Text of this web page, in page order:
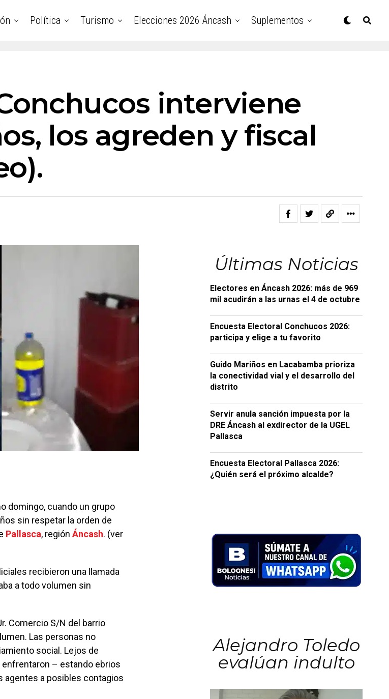
Política Turismo Elecciones 2026 Áncash Suplementos
interviene
los agreden y fiscal
domingo, cuando un grupo
sin respetar la orden de
Pallasca, región Áncash. (ver
recibieron una llamada
a todo volumen sin
Comercio S/N del barrio
Las personas no
social. Lejos de
– estando ebrios
agentes a posibles contagios
Últimas Noticias
Electores en Áncash 2026: más de 969
mil acudirán a las urnas el 4 de octubre
Encuesta Electoral Conchucos 2026:
participa y elige a tu favorito
Guido Mariños en Lacabamba prioriza
la conectividad vial y el desarrollo del
distrito
Servir anula sanción impuesta por la
DRE Áncash al exdirector de la UGEL
Pallasca
Encuesta Electoral Pallasca 2026:
¿Quién será el próximo alcalde?
Alejandro Toledo
evalúan indulto